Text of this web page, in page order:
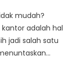
mudah?
kantor adalah hal
jadi salah satu